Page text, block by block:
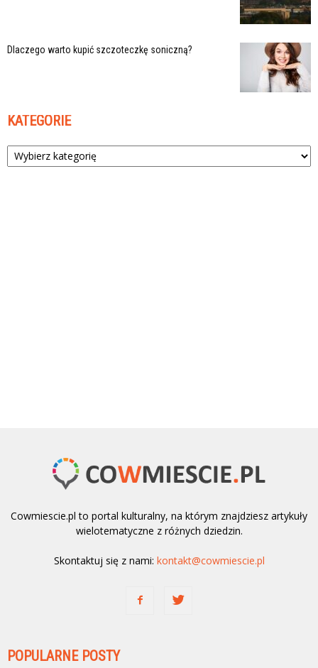
Dlaczego warto kupić szczoteczkę soniczną?
KATEGORIE
Kategorie
Cowmiescie.pl to portal kulturalny, na którym znajdziesz artykuły
wielotematyczne z różnych dziedzin.
Skontaktuj się z nami: kontakt@cowmiescie.pl
POPULARNE POSTY